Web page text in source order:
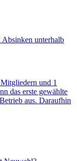
unterhalb
und 1
das erste gewählte
aus. Daraufhin